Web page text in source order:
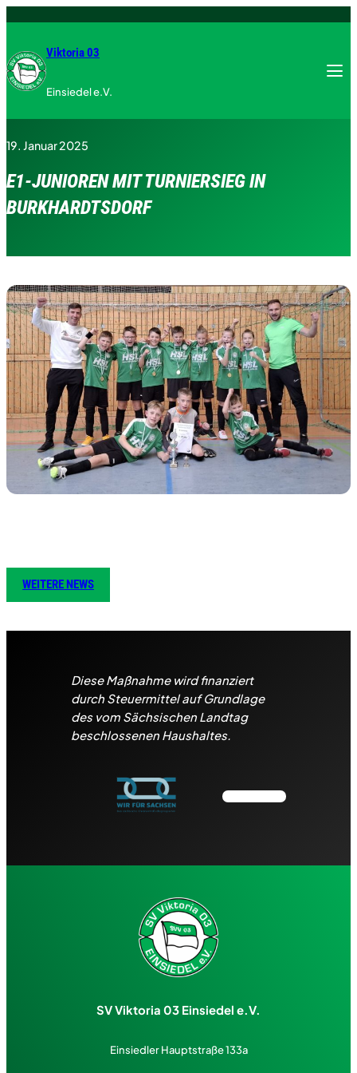
Viktoria 03
Einsiedel e.V.
19. Januar 2025
E1-JUNIOREN MIT TURNIERSIEG IN
BURKHARDTSDORF
WEITERE NEWS
Diese Maßnahme wird finanziert
durch Steuermittel auf Grundlage
des vom Sächsischen Landtag
beschlossenen Haushaltes.
SV Viktoria 03 Einsiedel e.V.
Einsiedler Hauptstraße 133a